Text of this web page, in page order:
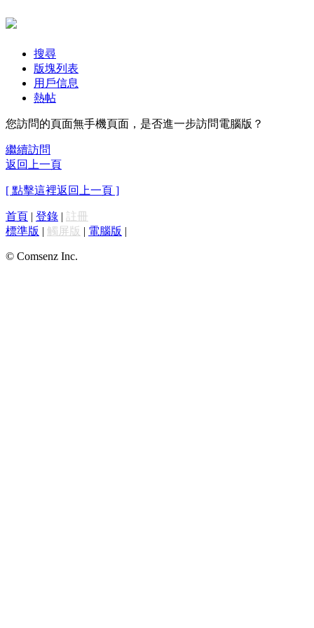
搜尋
版塊列表
用戶信息
熱帖
您訪問的頁面無手機頁面，是否進一步訪問電腦版？
繼續訪問
返回上一頁
[ 點擊這裡返回上一頁 ]
首頁 | 登錄 | 註冊
標準版 | 觸屏版 | 電腦版 |
© Comsenz Inc.